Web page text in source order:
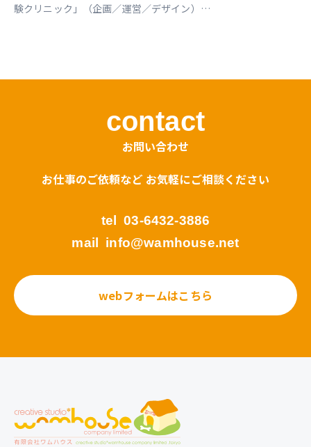
験クリニック」（企画／運営／デザイン）
contact
お問い合わせ
お仕事のご依頼など お気軽にご相談ください
tel 03-6432-3886
mail info@wamhouse.net
webフォームはこちら